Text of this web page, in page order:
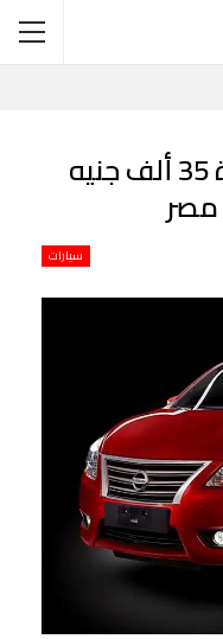
بعد ارتفاع الدولار.. زيادة 35 ألف جنيه
مصر
سيارات